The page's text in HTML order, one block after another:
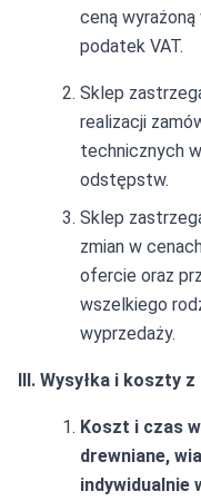
ceną
podatek VAT.
Sklep
realizacji
technicznych
odstępstw.
Sklep
zmian w
ofercie oraz
wszelkiego
wyprzedaży.
III. Wysyłka i koszty
Koszt i czas
drewniane,
indywidualnie